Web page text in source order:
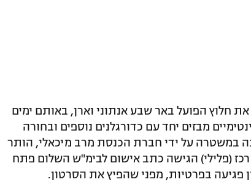
חלוץ הפועל באר שבע אנתוני וארן, באותם ימים
מבזים יחד עם כדורגלנים נוספים ובחורה
במשטרה על ידי חברת הכנסת מרב מיכאלי, הותר
(פלילי) הגישה כתב אישום לבימ"ש השלום פתח